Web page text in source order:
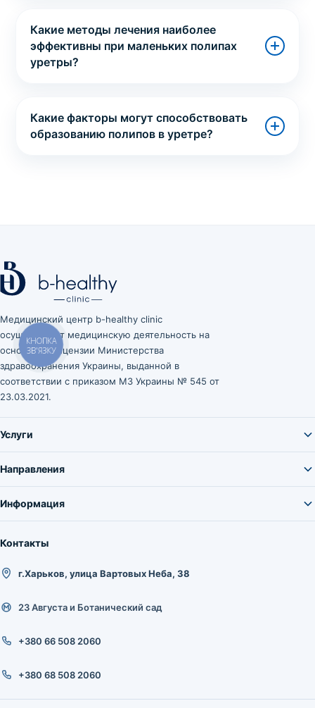
Какие методы лечения наиболее
эффективны при маленьких полипах
уретры?
Какие факторы могут способствовать
образованию полипов в уретре?
Медицинский центр b-healthy clinic
осуществляет медицинскую деятельность на
основании лицензии Министерства
здравоохранения Украины, выданной в
соответствии с приказом МЗ Украины № 545 от
23.03.2021.
Услуги
Направления
Информация
Контакты
г.Харьков, улица Вартовых Неба, 38
23 Августа и Ботанический сад
+380 66 508 2060
+380 68 508 2060
КНОПКА
ЗВ'ЯЗКУ